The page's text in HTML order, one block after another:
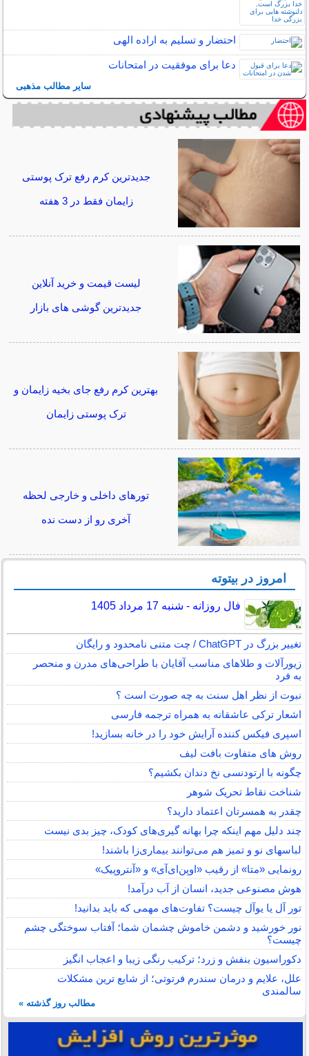
احتضار و تسلیم به اراده الهی
دعا برای موفقیت در امتحانات
سایر مطالب مذهبی
جدیدترین کرم رفع ترک پوستی
زایمان فقط در 3 هفته
لیست قیمت و خرید آنلاین
جدیدترین گوشی های بازار
بهترین کرم رفع جای بخیه زایمان و
ترک پوستی زایمان
تورهای داخلی و خارجی لحظه
آخری رو از دست نده
امروز در بیتوته
فال روزانه - شنبه 17 مرداد 1405
تغییر بزرگ در ChatGPT / چت متنی نامحدود و رایگان
زیورآلات و طلاهای مناسب آقایان با طراحی‌های مدرن و منحصر
به فرد
نبوت از نظر اهل سنت به چه صورت است ؟
اشعار ترکی عاشقانه به همراه ترجمه فارسی
اسپری فیکس کننده آرایش خود را در خانه بسازید!
روش های متفاوت بافت لیف
چگونه با ارتودنسی نخ دندان بکشیم؟
شناخت نقاط تحریک شوهر
چقدر به همسرتان اعتماد دارید؟
چند دلیل مهم اینکه چرا بهانه گیری‌های کودک، چیز بدی نیست
لباس‎های نو و تمیز هم می‌توانند بیماری‌زا باشند!
رونمایی «متا» از رقیب «اوپن‌ای‌آی» و «آنتروپیک»
هوش مصنوعی جدید، انسان از آب درآمد!
تور آل یا یوآل چیست؟ تفاوت‌های مهمی که باید بدانید!
نور خورشید و دشمن خاموش چشمان شما؛ آفتاب سوختگی چشم
چیست؟
دکوراسیون بنفش و زرد؛ ترکیب رنگی زیبا و اعجاب انگیز
علل، علایم و درمان سندرم فرتوتی؛ از شایع ترین مشکلات
سالمندی
مطالب روز گذشته »